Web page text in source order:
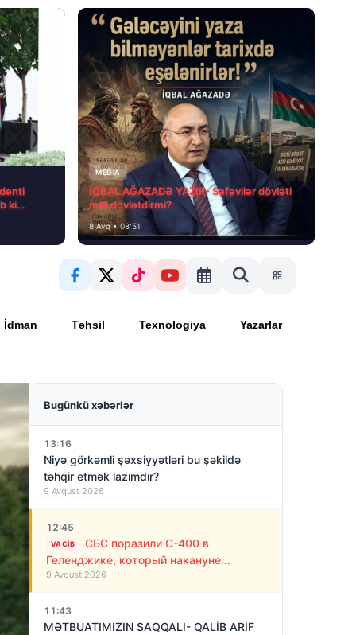
ki…
MEDİA
İQBAL AĞAZADƏ YAZIR- Səfəvilər dövləti
milli dövlətdirmi?
8 Avq • 08:51
İdman Təhsil Texnologiya Yazarlar
Bugünkü xəbərlər
13:16
Niyə görkəmli şəxsiyyətləri bu şəkildə
təhqir etmək lazımdır?
9 Avqust 2026
12:45
VACIB
СБС поразили С-400 в
Геленджике, который накануне
обстреливал Украину ракетами
9 Avqust 2026
11:43
MƏTBUATIMIZIN SAQQALI- QALİB ARİF